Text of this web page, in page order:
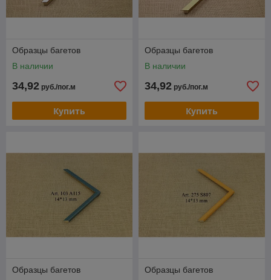
Образцы багетов
В наличии
34,92 руб./пог.м
Купить
Образцы багетов
В наличии
34,92 руб./пог.м
Купить
Образцы багетов
Образцы багетов